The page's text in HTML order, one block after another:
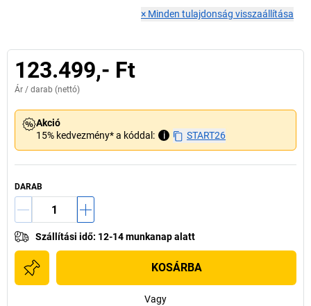
× Minden tulajdonság visszaállítása
123.499,- Ft
Ár / darab (nettó)
Akció
15% kedvezmény* a kóddal:
i START26
DARAB
Szállítási idő: 12-14 munkanap alatt
KOSÁRBA
Vagy